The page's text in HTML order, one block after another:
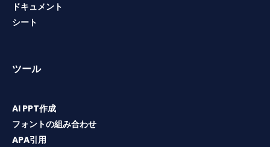
ドキュメント
シート
ツール
AI PPT作成
フォントの組み合わせ
APA引用